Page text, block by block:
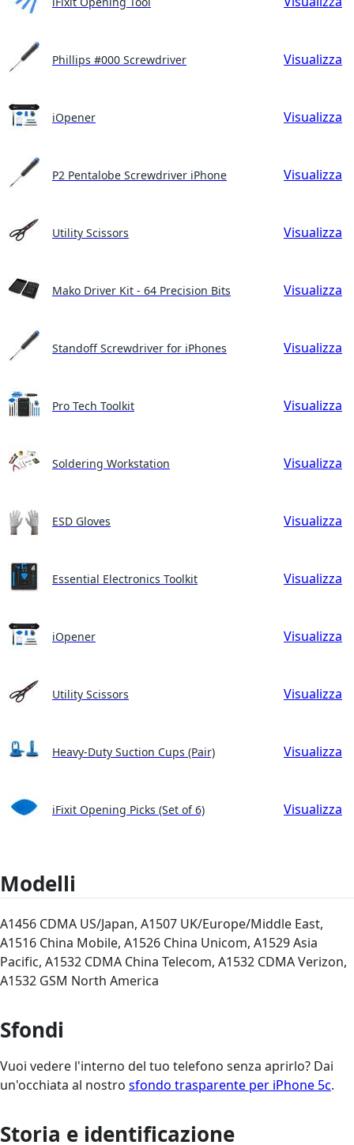
Phillips #000 Screwdriver Visualizza
iOpener Visualizza
P2 Pentalobe Screwdriver iPhone Visualizza
Utility Scissors Visualizza
Mako Driver Kit - 64 Precision Bits Visualizza
Standoff Screwdriver for iPhones Visualizza
Pro Tech Toolkit Visualizza
Soldering Workstation Visualizza
ESD Gloves Visualizza
Essential Electronics Toolkit Visualizza
iOpener Visualizza
Utility Scissors Visualizza
Heavy-Duty Suction Cups (Pair) Visualizza
iFixit Opening Picks (Set of 6) Visualizza
Modelli
A1456 CDMA US/Japan, A1507 UK/Europe/Middle East,
A1516 China Mobile, A1526 China Unicom, A1529 Asia
Pacific, A1532 CDMA China Telecom, A1532 CDMA Verizon,
A1532 GSM North America
Sfondi
Vuoi vedere l'interno del tuo telefono senza aprirlo? Dai
un'occhiata al nostro sfondo trasparente per iPhone 5c.
Storia e identificazione